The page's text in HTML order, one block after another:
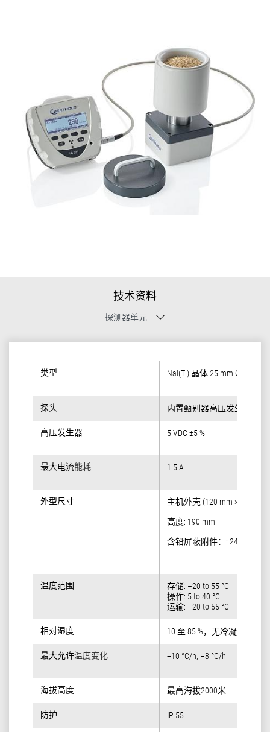
技术资料
探测器单元
类型
探头
高压发生器
最大电流能耗
外型尺寸
温度范围
相对湿度
最大允许温度变化
海拔高度
防护
类型 NaI(Tl) 晶体 25 mm Ø x 25 mm
探头 内置甄别器高压发生器
高压发生器 5 VDC ±5 %
最大电流能耗 1.5 A
外型尺寸 主机外壳 (120 mm × 120 mm)
高度: 190 mm
含铅屏蔽附件：: 240 mm
温度范围
存储: –20 to 55 °C
操作: 5 to 40 °C
运输: –20 to 55 °C
相对湿度 10 至 85 %，无冷凝
最大允许温度变化 +10 °C/h, –8 °C/h
海拔高度 最高海拔2000米
防护 IP 55